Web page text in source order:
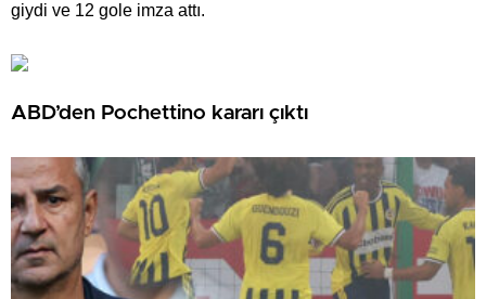
giydi ve 12 gole imza attı.
ABD’den Pochettino kararı çıktı